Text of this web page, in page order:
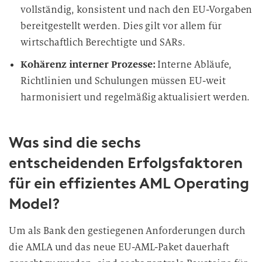
vollständig, konsistent und nach den EU-Vorgaben
bereitgestellt werden. Dies gilt vor allem für
wirtschaftlich Berechtigte und SARs.
Kohärenz interner Prozesse:Interne Abläufe,
Richtlinien und Schulungen müssen EU-weit
harmonisiert und regelmäßig aktualisiert werden.
Was sind die sechs
entscheidenden Erfolgsfaktoren
für ein effizientes AML Operating
Model?
Um als Bank den gestiegenen Anforderungen durch
die AMLA und das neue EU-AML-Paket dauerhaft